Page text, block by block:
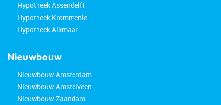
Hypotheek Assendelft
Hypotheek Krommenie
Hypotheek Alkmaar
Nieuwbouw
Nieuwbouw Amsterdam
Nieuwbouw Amstelveen
Nieuwbouw Zaandam